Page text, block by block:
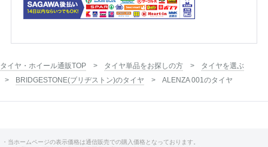
タイヤ・ホイール通販TOP タイヤ単品をお探しの方
タイヤを選ぶ
BRIDGESTONE(ブリヂストン)のタイヤ
ALENZA 001のタイヤ
・当ホームページの表示価格は通信販売での購入価格となっております。